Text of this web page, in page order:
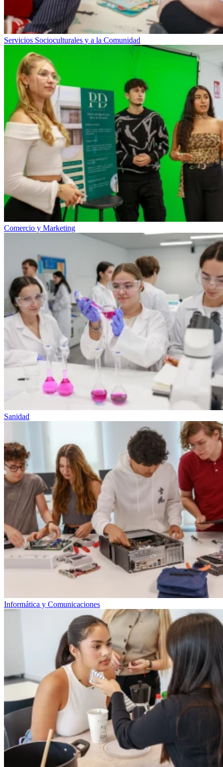
Servicios Socioculturales y a la Comunidad
Comercio y Marketing
Sanidad
Informática y Comunicaciones